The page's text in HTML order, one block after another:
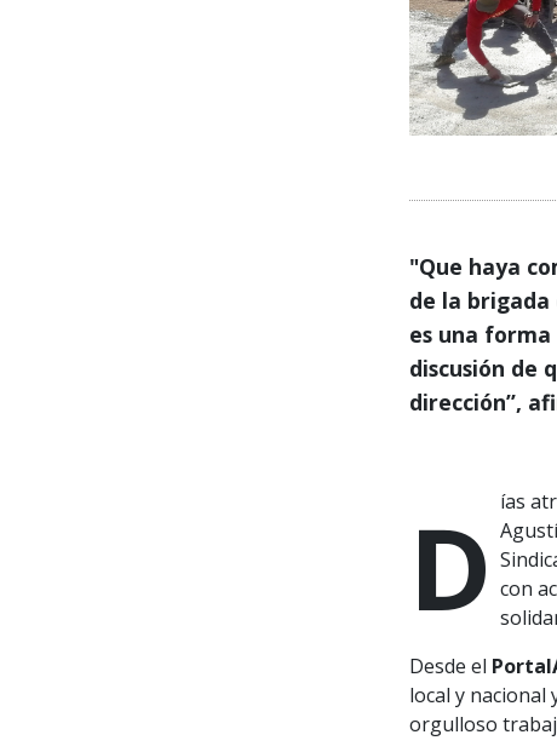
"Que haya
de la
es una
discusión de
dirección”,
Días atrás se realizó el relanzamiento de las brigadas solidarias con
Desde el
local y nacional
orgulloso